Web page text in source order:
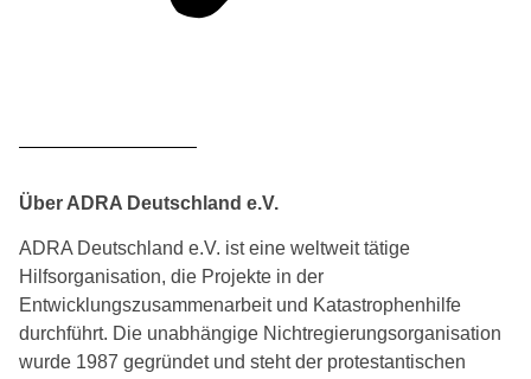
Über ADRA Deutschland e.V.
ADRA Deutschland e.V. ist eine weltweit tätige
Hilfsorganisation, die Projekte in der
Entwicklungszusammenarbeit und Katastrophenhilfe
durchführt. Die unabhängige Nichtregierungsorganisation
wurde 1987 gegründet und steht der protestantischen